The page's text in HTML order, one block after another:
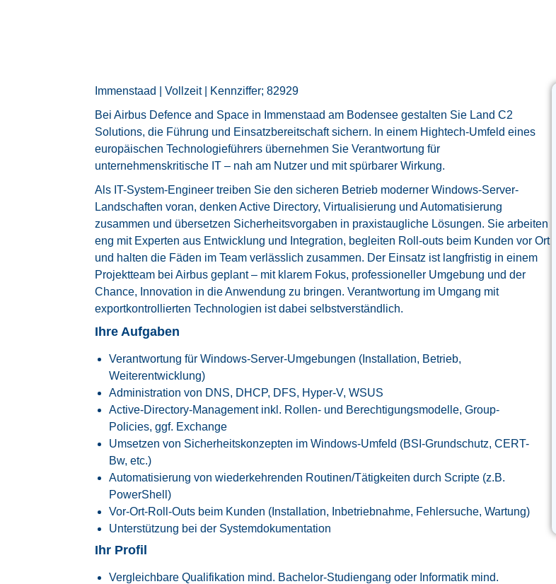
Immenstaad | Vollzeit | Kennziffer; 82929
Bei Airbus Defence and Space in Immenstaad am Bodensee gestalten Sie Land C2
Solutions, die Führung und Einsatzbereitschaft sichern. In einem Hightech-Umfeld eines
europäischen Technologieführers übernehmen Sie Verantwortung für
unternehmenskritische IT – nah am Nutzer und mit spürbarer Wirkung.
Als IT-System-Engineer treiben Sie den sicheren Betrieb moderner Windows-Server-
Landschaften voran, denken Active Directory, Virtualisierung und Automatisierung
zusammen und übersetzen Sicherheitsvorgaben in praxistaugliche Lösungen. Sie arbeiten
eng mit Experten aus Entwicklung und Integration, begleiten Roll-outs beim Kunden vor Ort
und halten die Fäden im Team verlässlich zusammen. Der Einsatz ist langfristig in einem
Projektteam bei Airbus geplant – mit klarem Fokus, professioneller Umgebung und der
Chance, Innovation in die Anwendung zu bringen. Verantwortung im Umgang mit
exportkontrollierten Technologien ist dabei selbstverständlich.
Ihre Aufgaben
Verantwortung für Windows-Server-Umgebungen (Installation, Betrieb,
Weiterentwicklung)
Administration von DNS, DHCP, DFS, Hyper-V, WSUS
Active-Directory-Management inkl. Rollen- und Berechtigungsmodelle, Group-
Policies, ggf. Exchange
Umsetzen von Sicherheitskonzepten im Windows-Umfeld (BSI-Grundschutz, CERT-
Bw, etc.)
Automatisierung von wiederkehrenden Routinen/Tätigkeiten durch Scripte (z.B.
PowerShell)
Vor-Ort-Roll-Outs beim Kunden (Installation, Inbetriebnahme, Fehlersuche, Wartung)
Unterstützung bei der Systemdokumentation
Ihr Profil
Vergleichbare Qualifikation mind. Bachelor-Studiengang oder Informatik mind.